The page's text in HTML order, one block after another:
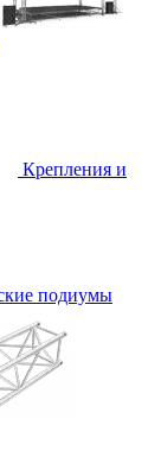
Крепления и
подиумы